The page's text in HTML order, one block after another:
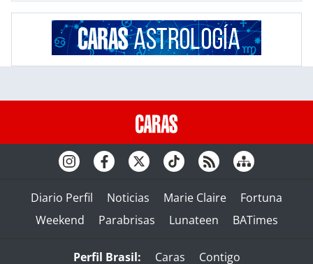
Diario Perfil Noticias Marie Claire
Fortuna
Weekend
Parabrisas Lunateen BATimes
Perfil Brasil: Caras Contigo